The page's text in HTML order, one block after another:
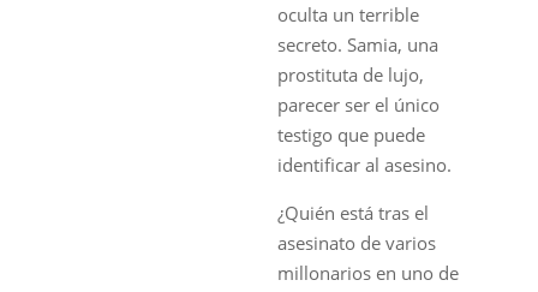
oculta un terrible
secreto. Samia, una
prostituta de lujo,
parecer ser el único
testigo que puede
identificar al asesino.
¿Quién está tras el
asesinato de varios
millonarios en uno de